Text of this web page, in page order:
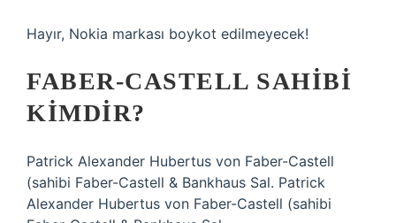
Hayır, Nokia markası boykot edilmeyecek!
FABER-CASTELL SAHIBI
KIMDIR?
Patrick Alexander Hubertus von Faber-Castell
(sahibi Faber-Castell & Bankhaus Sal. Patrick
Alexander Hubertus von Faber-Castell (sahibi